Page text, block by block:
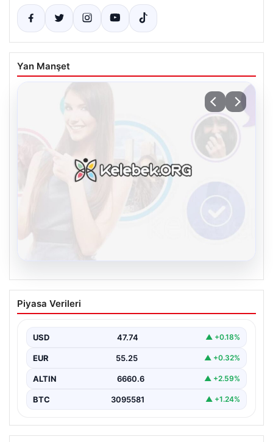
Yan Manşet
Kelebek.Org İle Sanal İletişimin Seviyeli
Adresi Ve Sohbet Deneyimi
iletişim kurması ciddi bir değer taşımaktadır. Halen
pek…
Piyasa Verileri
USD 47.74 ▲ +0.18%
EUR 55.25 ▲ +0.32%
ALTIN 6660.6 ▲ +2.59%
BTC 3095581 ▲ +1.24%